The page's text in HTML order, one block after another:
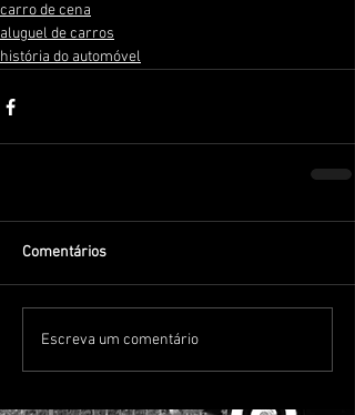
carro de cena
aluguel de carros
história do automóvel
Comentários
Escreva um comentário